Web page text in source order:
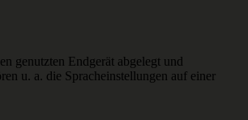
genutzten Endgerät abgelegt und
u. a. die Spracheinstellungen auf einer